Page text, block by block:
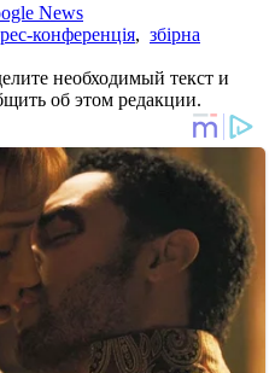
News
конференція, збірна
необходимый текст и
об этом редакции.